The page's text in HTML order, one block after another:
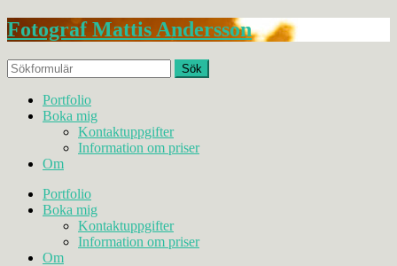
Fotograf Mattis Andersson
Portfolio
Boka mig
Kontaktuppgifter
Information om priser
Om
Portfolio
Boka mig
Kontaktuppgifter
Information om priser
Om